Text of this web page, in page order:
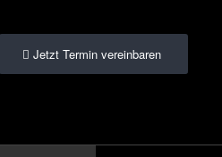
Jetzt Termin vereinbaren